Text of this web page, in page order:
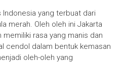
Indonesia yang terbuat dari
merah. Oleh oleh ini Jakarta
memiliki rasa yang manis dan
cendol dalam bentuk kemasan
oleh-oleh yang